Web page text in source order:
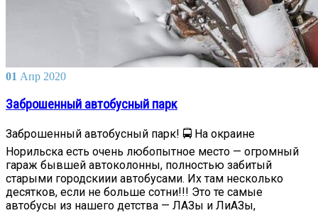
01 Апр 2020
Заброшенный автобусный парк
Заброшенный автобусный парк! 🚍 На окраине
Норильска есть очень любопытное место — огромный
гараж бывшей автоколонны, полностью забитый
старыми городскиии автобусами. Их там несколько
десятков, если не больше сотни!!! Это те самые
автобусы из нашего детства — ЛАЗы и ЛиАЗы,